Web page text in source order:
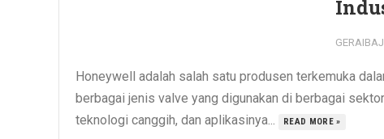
Honeywell adalah salah satu produsen terkemuka
berbagai jenis valve yang digunakan di berbagai
teknologi canggih, dan aplikasinya...
READ MORE »